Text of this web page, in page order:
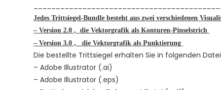
Jedes Trittsiegel-Bundle besteht aus zwei verschiedenen
– Version 2.0 , die Vektorgrafik als Konturen-Pinselstrich
– Version 3.0 , die Vektorgrafik als Punktierung
Die bestellte Trittsiegel erhalten Sie in folgenden
– Adobe Illustrator (.ai)
– Adobe Illustrator (.eps)